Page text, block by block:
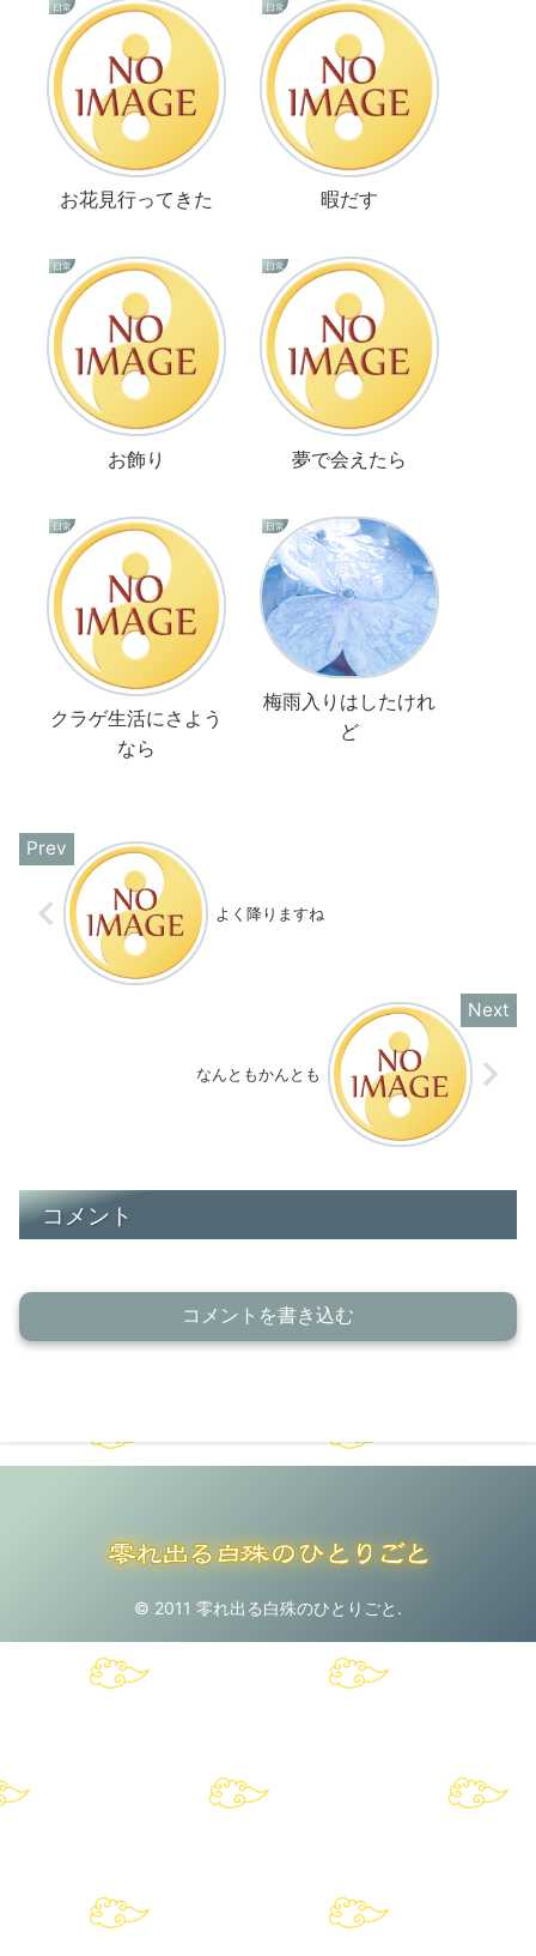
日常
お花見行ってきた
日常
暇だす
日常
お飾り
日常
夢で会えたら
日常
クラゲ生活にさよう
なら
日常
梅雨入りはしたけれ
ど
よく降りますね
なんともかんとも
コメント
コメントを書き込む
© 2011 零れ出る白殊のひとりごと.